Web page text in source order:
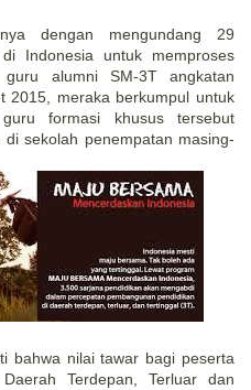
dengan mengundang 29
Indonesia untuk memproses
alumni SM-3T angkatan
2015, meraka berkumpul untuk
formasi khusus tersebut
sekolah penempatan masing-
bahwa nilai tawar bagi peserta
Terdepan, Terluar dan